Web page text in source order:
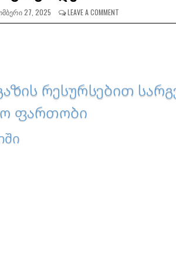
27, 2025 LEAVE A COMMENT